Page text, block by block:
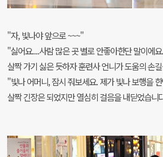
"자, 빛나야 앞으로 ~~~"
"싫어요....사람 많은 곳 별로 안좋아한단 말이에
살짝 가기 싫은 듯하자 훈련사 언니가 도움의 손
"빛나 어머니, 잠시 줘보세요. 제가 빛나 보행을
살짝 긴장은 되었지만 열심히 걸음을 내딛었습니